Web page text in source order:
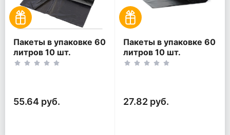
Пакеты в упаковке 60
литров 10 шт.
(10шт*2рул)
55.64 руб.
Пакеты в упаковке 60
литров 10 шт.
(10шт*1рул)
27.82 руб.